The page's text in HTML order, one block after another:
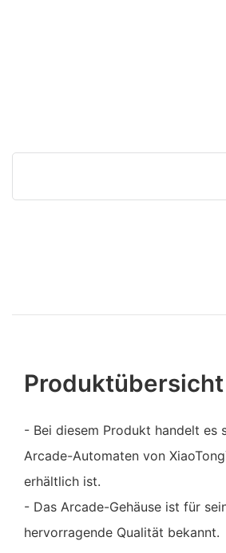
Produktübersicht
- Bei diesem Produkt handelt es
Arcade-Automaten von
erhältlich ist.
- Das Arcade-Gehäuse ist für
hervorragende Qualität bekannt.